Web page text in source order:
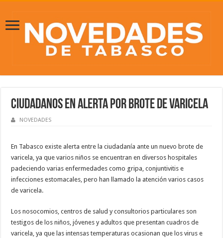
Ciudadanos en alerta por brote de varicela
NOVEDADES
En Tabasco existe alerta entre la ciudadanía ante un nuevo brote de
varicela, ya que varios niños se encuentran en diversos hospitales
padeciendo varias enfermedades como gripa, conjuntivitis e
infecciones estomacales, pero han llamado la atención varios casos
de varicela.
Los nosocomios, centros de salud y consultorios particulares son
testigos de los niños, jóvenes y adultos que presentan cuadros de
varicela, ya que las intensas temperaturas ocasionan que los virus e